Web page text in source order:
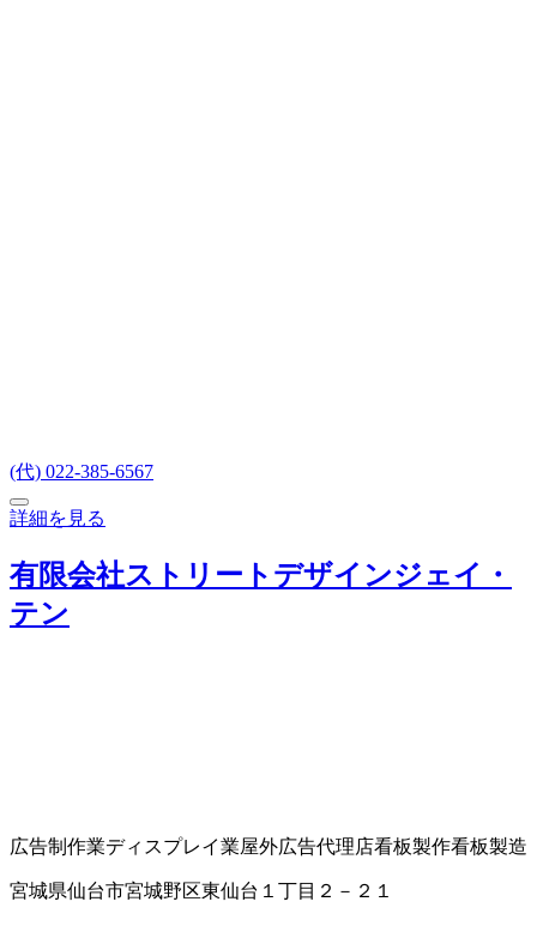
(代) 022-385-6567
詳細を見る
有限会社ストリートデザインジェイ・
テン
広告制作業ディスプレイ業屋外広告代理店看板製作看板製造
宮城県仙台市宮城野区東仙台１丁目２－２１